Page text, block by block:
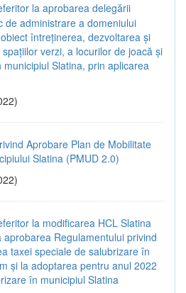
la aprobarea delegării
de administrare a domeniului
întreţinerea, dezvoltarea și
verzi, a locurilor de joacă şi
Slatina, prin aplicarea
Aprobare Plan de Mobilitate
Slatina (PMUD 2.0)
la modificarea HCL Slatina
Regulamentului privind
taxei speciale de salubrizare în
și la adoptarea pentru anul 2022
în municipiul Slatina